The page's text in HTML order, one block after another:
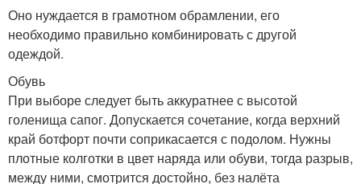
Оно нуждается в грамотном обрамлении, его
необходимо правильно комбинировать с другой
одеждой.
Обувь
При выборе следует быть аккуратнее с высотой
голенища сапог. Допускается сочетание, когда верхний
край ботфорт почти соприкасается с подолом. Нужны
плотные колготки в цвет наряда или обуви, тогда разрыв,
между ними, смотрится достойно, без налёта